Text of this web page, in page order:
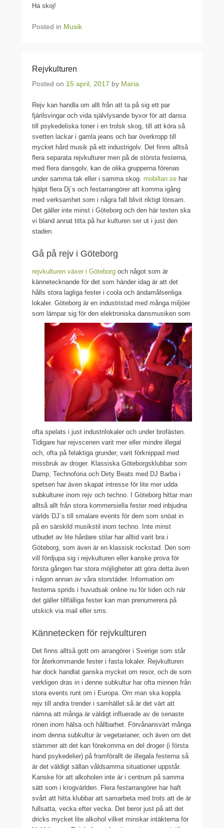
Ha skoj!
Posted in Musik
Rejvkulturen
Posted on 15 april, 2017 by Maria
Rejv kan handla om allt från att ta på sig ett par
fjärilsvingar och vida självlysande byxor för att dansa
till psykedeliska toner i en trolsk skog, till att köra så
svetten lackar i gamla jeans och bar överkropp till
mycket hård musik på ett industrigolv. Det finns alltså
flera separata rejvkulturer men på de största festerna,
med flera dansgolv, kan de olika grupperna förenas
under samma tak eller i samma skog. mobillan.se har
hjälpt flera Dj´s och festarrangörer att komma igång
med verksamhet som i några fall blivit riktigt lönsam.
Det gäller inte minst i Göteborg och den här texten ska
vi bland annat titta på hur kulturen ser ut i just den
staden.
Gå på rejv i Göteborg
rejvkulturen växer i Göteborg och något som är
kännetecknande för det som händer idag är att det
hålls stora lagliga fester i coola och ändamålsenliga
lokaler. Göteborg är en industristad med många miljöer
som lämpar sig för den elektroniska dansmusiken som
ofta spelats i just industrilokaler och under brofästen.
Tidigare har rejvscenen varit mer eller mindre illegal
och, ofta på felaktiga grunder, varit förknippad med
missbruk av droger. Klassiska Göteborgsklubbar som
Damp, Technoforia och Dirty Beats med DJ Barba i
spetsen har även skapat intresse för lite mer udda
subkulturer inom rejv och techno. I Göteborg hittar man
alltså allt från stora kommersiella fester med inbjudna
världs DJ´s till smalare events för dem som snöat in
på en särskild musikstil inom techno. Inte minst
utbudet av lite hårdare stilar har alltid varit bra i
Göteborg, som även är en klassisk rockstad. Den som
vill fördjupa sig i rejvkulturen eller kanske prova för
första gången har stora möjligheter att göra detta även
i någon annan av våra storstäder. Information om
festerna sprids i huvudsak online nu för tiden och när
det gäller tillfälliga fester kan man prenumerera på
utskick via mail eller sms.
Kännetecken för rejvkulturen
Det finns alltså gott om arrangörer i Sverige som står
för återkommande fester i fasta lokaler. Rejvkulturen
har dock handlat ganska mycket om resor, och de som
verkligen dras in i denne subkultur har ofta minnen från
stora events runt om i Europa. Om man ska koppla
rejv till andra trender i samhället så är det värt att
nämna att många är väldigt influerade av de senaste
rönen inom hälsa och hållbarhet. Förvånansvärt många
inom denna subkultur är vegetarianer, och även om det
stämmer att det kan förekomma en del droger (i första
hand psykedelier) på framförallt de illegala festerna så
är det väldigt sällan våldsamma situationer uppstår.
Kanske för att alkoholen inte är i centrum på samma
sätt som i krogvärlden. Flera festarrangörer har haft
svårt att hitta klubbar att samarbeta med trots att de är
fullsatta, vecka efter vecka. Det beror just på att det
dricks mycket lite alkohol vilket minskar intäkterna för